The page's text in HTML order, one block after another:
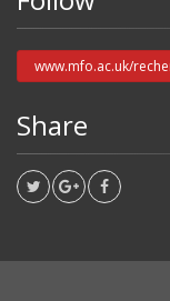
www.mfo.ac.uk/
Share